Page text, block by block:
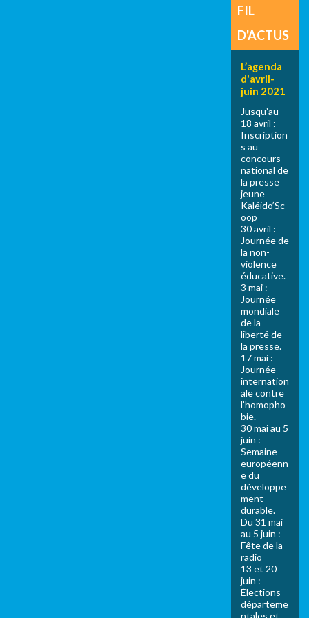
FIL
D'ACTUS
L’agenda
d'avril-
juin 2021
Jusqu’au
18 avril :
Inscription
s au
concours
national de
la presse
jeune
Kaléido’Sc
oop
30 avril :
Journée de
la non-
violence
éducative.
3 mai :
Journée
mondiale
de la
liberté de
la presse.
17 mai :
Journée
internation
ale contre
l’homopho
bie.
30 mai au 5
juin :
Semaine
européenn
e du
développe
ment
durable.
Du 31 mai
au 5 juin :
Fête de la
radio
13 et 20
juin :
Élections
départeme